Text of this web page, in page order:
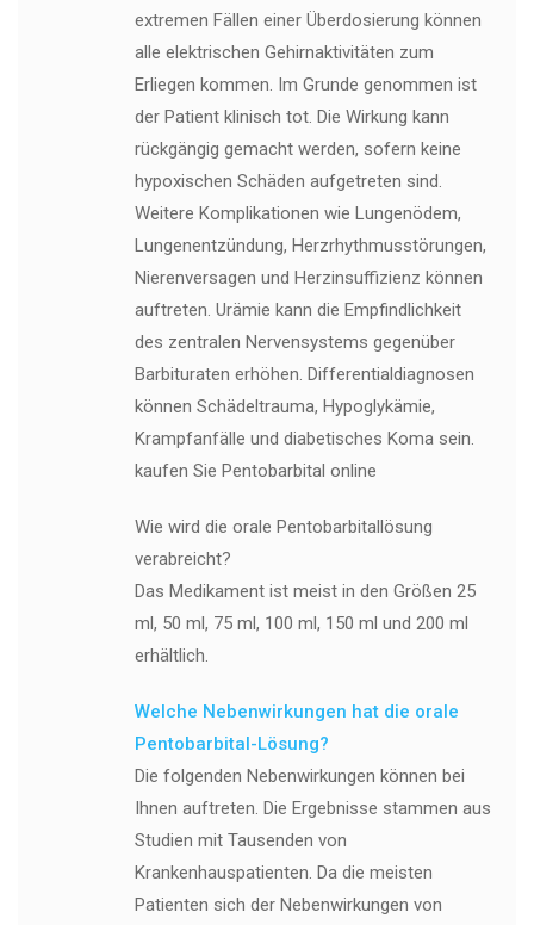
extremen Fällen einer Überdosierung können
alle elektrischen Gehirnaktivitäten zum
Erliegen kommen. Im Grunde genommen ist
der Patient klinisch tot. Die Wirkung kann
rückgängig gemacht werden, sofern keine
hypoxischen Schäden aufgetreten sind.
Weitere Komplikationen wie Lungenödem,
Lungenentzündung, Herzrhythmusstörungen,
Nierenversagen und Herzinsuffizienz können
auftreten. Urämie kann die Empfindlichkeit
des zentralen Nervensystems gegenüber
Barbituraten erhöhen. Differentialdiagnosen
können Schädeltrauma, Hypoglykämie,
Krampfanfälle und diabetisches Koma sein.
kaufen Sie Pentobarbital online
Wie wird die orale Pentobarbitallösung
verabreicht?
Das Medikament ist meist in den Größen 25
ml, 50 ml, 75 ml, 100 ml, 150 ml und 200 ml
erhältlich.
Welche Nebenwirkungen hat die orale
Pentobarbital-Lösung?
Die folgenden Nebenwirkungen können bei
Ihnen auftreten. Die Ergebnisse stammen aus
Studien mit Tausenden von
Krankenhauspatienten. Da die meisten
Patienten sich der Nebenwirkungen von